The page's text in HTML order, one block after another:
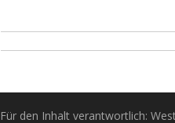
Für den Inhalt verantwortlich: